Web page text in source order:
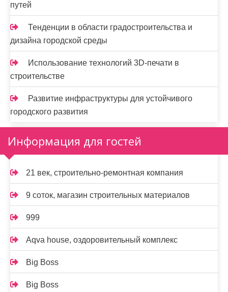
путей
Тенденции в области градостроительства и
дизайна городской среды
Использование технологий 3D-печати в
строительстве
Развитие инфраструктуры для устойчивого
городского развития
Информация для гостей
21 век, строительно-ремонтная компания
9 соток, магазин строительных материалов
999
Aqva house, оздоровительный комплекс
Big Boss
Big Boss